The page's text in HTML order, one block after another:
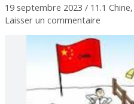
19 septembre 2023 / 11.1 Chine,
Laisser un commentaire